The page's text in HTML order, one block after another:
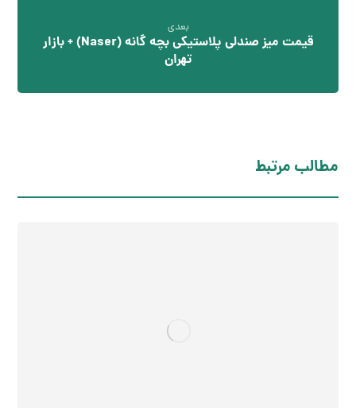
بعدی
قیمت میز صندلی پلاستیکی بچه گانه (Naser) + بازار
تهران
مطالب مرتبط